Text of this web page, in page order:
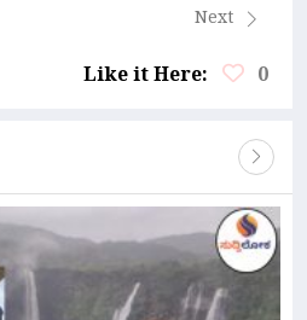
Next
Like it Here: 0